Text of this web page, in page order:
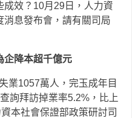
成效？10月29日，人力資
息發布會，請有關司局
企降本超千億元
業1057萬人，完玉成年目
詢拜訪掉業率5.2%，比上
本社會保證部政策研討司